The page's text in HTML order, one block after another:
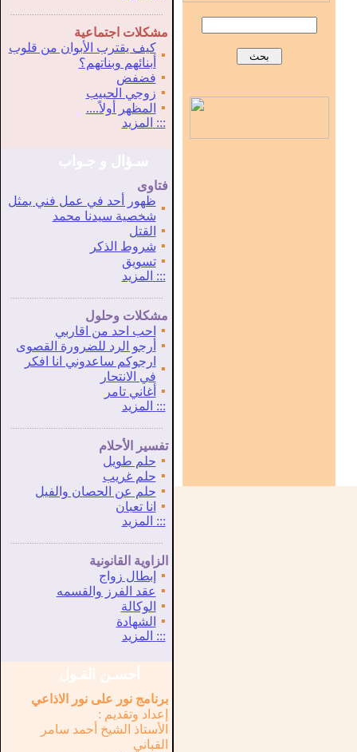
مشكلات اجتماعية
▪
كيف يقترب الأبوان من قلوب
أبنائهم وبناتهم؟
▪ فضفض
▪ زوجي الحبيب
▪
المظهر أولاً....
::: المزيد
فتاوى
▪
ظهور أحد في عمل فني يمثل
شخصية سيدنا محمد
▪
القتل
▪ شروط الذكر
▪ تسويق
::: المزيد
مشكلات وحلول
▪
احب احد من اقاربي
▪
أرجو الرد للضرورة القصوى
▪
ارجوكم ساعدوني انا افكر
في الانتحار
▪ أغاني تامر
::: المزيد
تفسير الأحلام
▪ حلم طويل
▪ حلم غريب
▪ حلم عن الحصان والفيل
▪
انا تعبان
::: المزيد
الزاوية القانونية
▪
إبطال زواج
▪ عقد الفرز والقسمه
▪
الوكالة
▪
الشهادة
::: المزيد
أحسـن القـول
برنامج نور على نور الاذاعي
إعداد وتقديم :
الأستاذ الشيخ أحمد سامر
القباني